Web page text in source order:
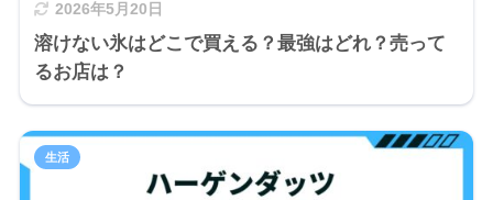
2026年5月20日
溶けない氷はどこで買える？最強はどれ？売って
るお店は？
生活